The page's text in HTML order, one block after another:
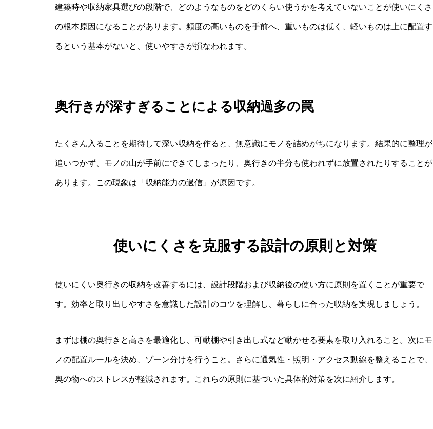
建築時や収納家具選びの段階で、どのようなものをどのくらい使うかを考えていないことが使いにくさ
の根本原因になることがあります。頻度の高いものを手前へ、重いものは低く、軽いものは上に配置す
るという基本がないと、使いやすさが損なわれます。
奥行きが深すぎることによる収納過多の罠
たくさん入ることを期待して深い収納を作ると、無意識にモノを詰めがちになります。結果的に整理が
追いつかず、モノの山が手前にできてしまったり、奥行きの半分も使われずに放置されたりすることが
あります。この現象は「収納能力の過信」が原因です。
使いにくさを克服する設計の原則と対策
使いにくい奥行きの収納を改善するには、設計段階および収納後の使い方に原則を置くことが重要で
す。効率と取り出しやすさを意識した設計のコツを理解し、暮らしに合った収納を実現しましょう。
まずは棚の奥行きと高さを最適化し、可動棚や引き出し式など動かせる要素を取り入れること。次にモ
ノの配置ルールを決め、ゾーン分けを行うこと。さらに通気性・照明・アクセス動線を整えることで、
奥の物へのストレスが軽減されます。これらの原則に基づいた具体的対策を次に紹介します。